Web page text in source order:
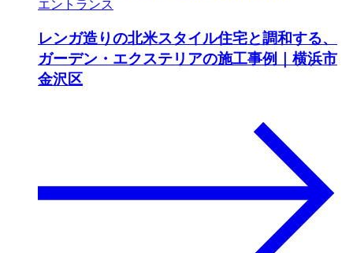
エントランス
レンガ造りの北米スタイル住宅と調和する、
ガーデン・エクステリアの施工事例｜横浜市
金沢区